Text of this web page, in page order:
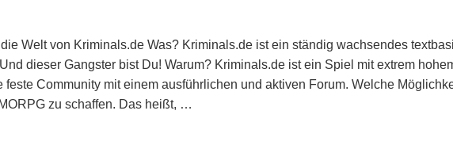
Welt von Kriminals.de Was? Kriminals.de ist ein ständig wachsendes
dieser Gangster bist Du! Warum? Kriminals.de ist ein Spiel mit extrem
feste Community mit einem ausführlichen und aktiven Forum. Welche
zu schaffen. Das heißt, …